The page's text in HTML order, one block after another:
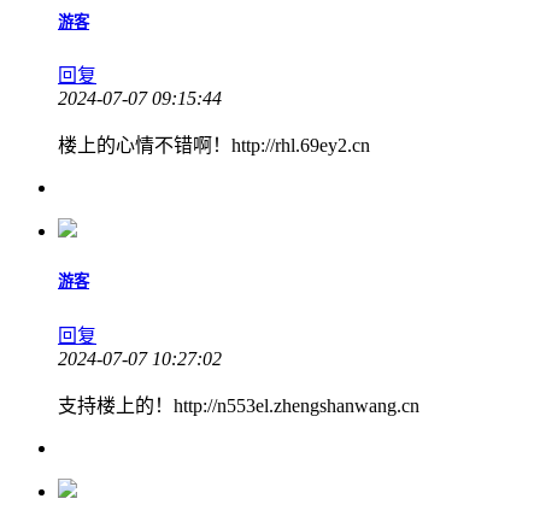
游客
回复
2024-07-07 09:15:44
楼上的心情不错啊！http://rhl.69ey2.cn
游客
回复
2024-07-07 10:27:02
支持楼上的！http://n553el.zhengshanwang.cn